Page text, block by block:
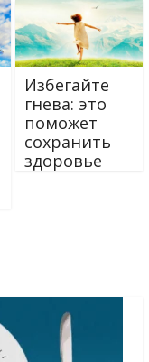
Избегайте
гнева: это
поможет
сохранить
здоровье